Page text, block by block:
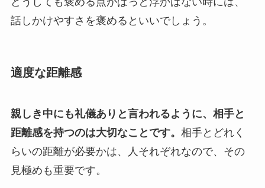
話しかけやすさを褒めるといいでしょう。
適度な距離感
親しき中にも礼儀ありと言われるように、相手と
距離感を持つのは大切なことです。 相手とどれく
らいの距離が必要かは、人それぞれなので、その
見極めも重要です。